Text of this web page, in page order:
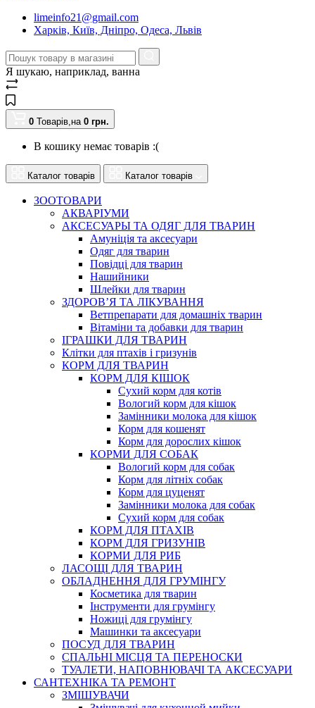
limeinfo21@gmail.com
Харків, Київ, Дніпро, Одеса, Львів
Я шукаю, наприклад, ванна
0 Товарів,на 0 грн.
В кошику немає товарів :(
Каталог товарів Каталог товарів
ЗООТОВАРИ
АКВАРІУМИ
АКСЕСУАРЫ ТА ОДЯГ ДЛЯ ТВАРИН
Амуніція та аксесуари
Одяг для тварин
Повідці для тварин
Нашийники
Шлейки для тварин
ЗДОРОВ’Я ТА ЛІКУВАННЯ
Ветпрепарати для домашніх тварин
Вітаміни та добавки для тварин
ІГРАШКИ ДЛЯ ТВАРИН
Клітки для птахів і гризунів
КОРМ ДЛЯ ТВАРИН
КОРМ ДЛЯ КІШОК
Сухий корм для котів
Вологий корм для кішок
Замінники молока для кішок
Корм для кошенят
Корм для дорослих кішок
КОРМИ ДЛЯ СОБАК
Вологий корм для собак
Корм для літніх собак
Корм для цуценят
Замінники молока для собак
Сухий корм для собак
КОРМ ДЛЯ ПТАХІВ
КОРМ ДЛЯ ГРИЗУНІВ
КОРМИ ДЛЯ РИБ
ЛАСОЩІ ДЛЯ ТВАРИН
ОБЛАДНЕННЯ ДЛЯ ГРУМІНГУ
Косметика для тварин
Інструменти для грумінгу
Ножиці для грумінгу
Машинки та аксесуари
ПОСУД ДЛЯ ТВАРИН
СПАЛЬНІ МІСЦЯ ТА ПЕРЕНОСКИ
ТУАЛЕТИ, НАПОВНЮВАЧІ ТА АКСЕСУАРИ
САНТЕХНІКА ТА РЕМОНТ
ЗМІШУВАЧИ